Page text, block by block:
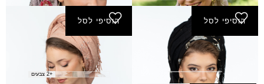
הוסיפי לסל
מטפחת טמירה
₪190.00
הוסיפי לסל
מטפחת יריחו
₪180.00
+2 צבעים